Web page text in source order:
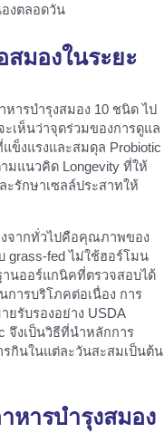
องตลอดวัน
มองในระยะ
ารบำรุงสมอง 10 ชนิด ไป
ะเห็นว่าจุดร่วมของการดูแล
ข็งแรงและสมดุล Probiotic
มแนวคิด Longevity ที่ให้
ะรักษาเซลล์ประสาทให้
จากทั่วไปคือคุณภาพของ
grass-fed ไม่ใช้ฮอร์โมน
านออร์แกนิคที่ตรวจสอบได้
ารบริโภคต่อเนื่อง การ
ยรับรองอย่าง USDA
จึงเป็นวิธีที่นำหลักการ
รกินในแต่ละวันสะสมเป็นต้น
หารบำรุงสมอง